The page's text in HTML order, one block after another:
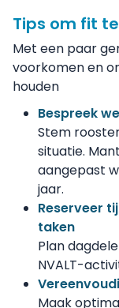
Tips om fit
Met een paar
voorkomen en
houden
Bespreek
Stem
situatie.
aangepast
jaar.
Reserveer
taken
Plan
NVALT-
Maak